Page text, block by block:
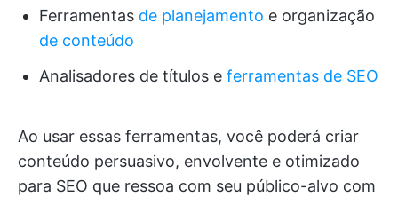
Ferramentas de planejamento e organização
de conteúdo
Analisadores de títulos e ferramentas de SEO
Ao usar essas ferramentas, você poderá criar
conteúdo persuasivo, envolvente e otimizado
para SEO que ressoa com seu público-alvo com